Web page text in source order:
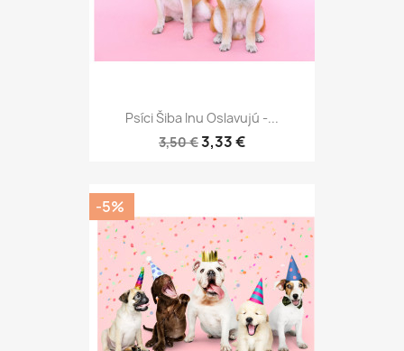
Psíci Šiba Inu Oslavujú -...
3,50 €3,33 €
-5%